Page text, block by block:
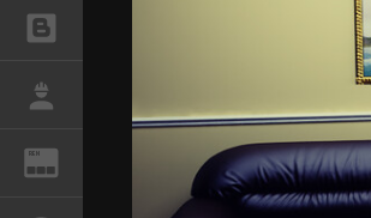
REN